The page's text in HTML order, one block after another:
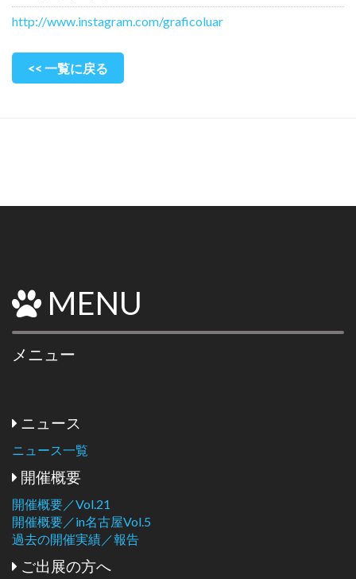
http://www.instagram.com/graficoluar
<< 一覧に戻る
MENU
メニュー
ニュース
ニュース一覧
開催概要
開催概要／Vol.21
開催概要／in名古屋Vol.5
過去の開催実績／報告
ご出展の方へ